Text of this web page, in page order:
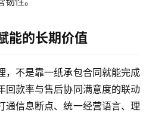
能的长期价值
，不是靠一纸承包合同就能完成
回款率与售后协同满意度的联动
通信息断点、统一经营语言、理